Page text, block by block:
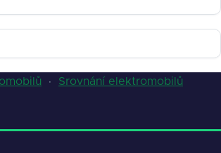
· Srovnání elektromobilů